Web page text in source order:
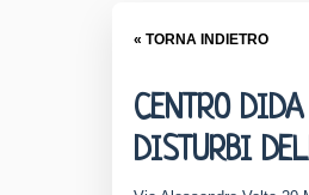
« TORNA INDIETRO
CENTRO
DISTURBI